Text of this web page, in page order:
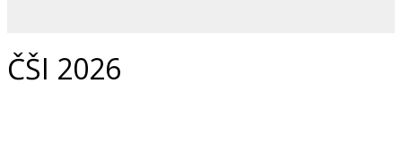
ČŠI 2026